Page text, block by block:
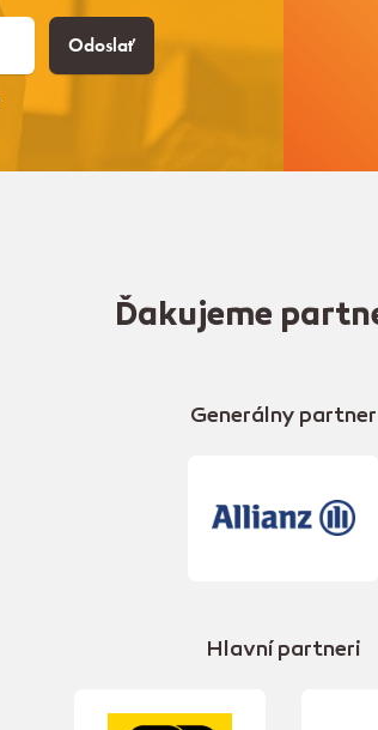
Odoslať
Ďakujeme
Generálny partner
Hlavní partneri